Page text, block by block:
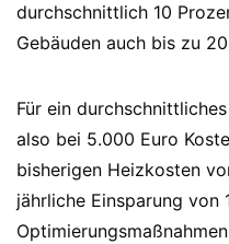
durchschnittlich 10
Gebäuden auch bis zu
Für ein
also bei 5.000 Euro
bisherigen Heizkosten
jährliche Einsparung von